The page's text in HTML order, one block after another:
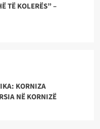
TË KOLERËS” –
KORNIZA
NË KORNIZË